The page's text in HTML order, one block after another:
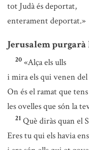
tot Judà és deportat,
enterament deportat.»
Jerusalem
20 «Alça els ulls
i mira els qui venen
On és el ramat que
les ovelles que són la
21 Què diràs quan el
Eres tu qui els havia